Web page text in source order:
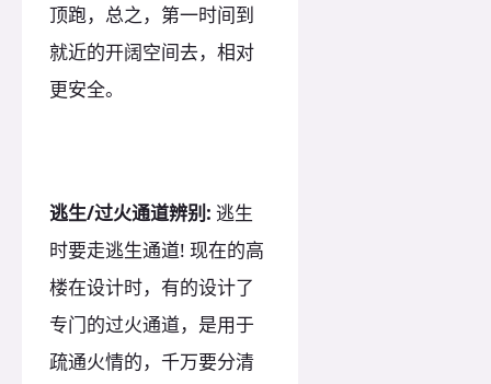
顶跑，总之，第一时间到
就近的开阔空间去，相对
更安全。
逃生/过火通道辨别: 逃生
时要走逃生通道! 现在的高
楼在设计时，有的设计了
专门的过火通道，是用于
疏通火情的，千万要分清